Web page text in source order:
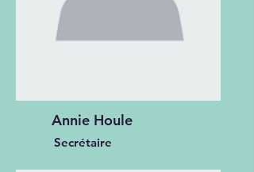
Annie Houle
Secrétaire